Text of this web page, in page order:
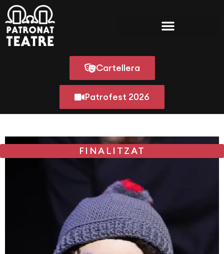
Cartellera
Patrofest 2026
FINALITZAT